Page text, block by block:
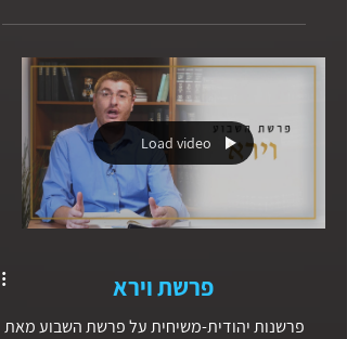
לאחר פרשת העקדה? גם אם כן וגם אם לא,
הדיון הוא על הנושא הזה: נתקים משפחתיים
הקשורים לאמונה, מנהיגות או מעמד, הוא נושא
חשוב ושווה דיון. עמוק בלב אני משוכנע שהבנים
והבנות של המנהיגים פגועים יותר מילדים
אחרים. ככה זה כאשר מנהיג מתמסר כולו לחזון
ולאי
Load video
פרשת וירא
פרשנות יהודית-משיחית על פרשת השבוע מאת